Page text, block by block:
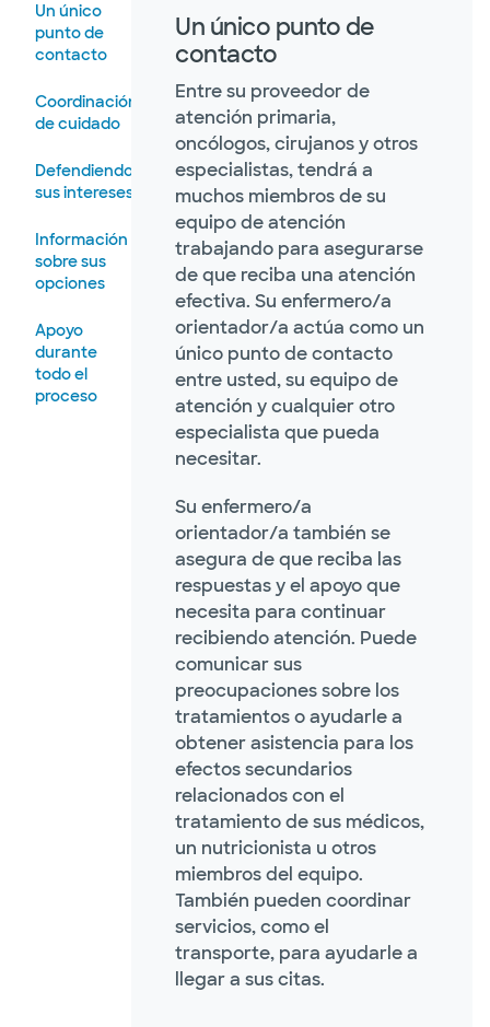
Un único
punto de
contacto
Coordinación
de cuidado
Defendiendo
sus intereses
Información
sobre sus
opciones
Apoyo
durante
todo el
proceso
Un único punto de
contacto
Entre su proveedor de
atención primaria,
oncólogos, cirujanos y otros
especialistas, tendrá a
muchos miembros de su
equipo de atención
trabajando para asegurarse
de que reciba una atención
efectiva. Su enfermero/a
orientador/a actúa como un
único punto de contacto
entre usted, su equipo de
atención y cualquier otro
especialista que pueda
necesitar.
Su enfermero/a
orientador/a también se
asegura de que reciba las
respuestas y el apoyo que
necesita para continuar
recibiendo atención. Puede
comunicar sus
preocupaciones sobre los
tratamientos o ayudarle a
obtener asistencia para los
efectos secundarios
relacionados con el
tratamiento de sus médicos,
un nutricionista u otros
miembros del equipo.
También pueden coordinar
servicios, como el
transporte, para ayudarle a
llegar a sus citas.